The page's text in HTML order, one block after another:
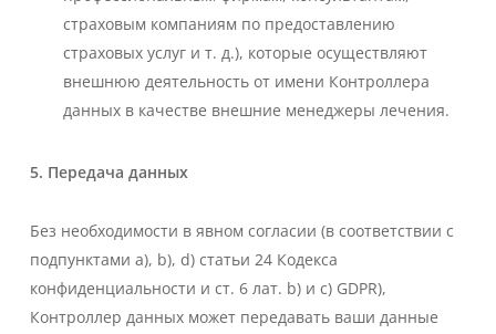
страховым компаниям по предоставлению
страховых услуг и т. д.), которые осуществляют
внешнюю деятельность от имени Контроллера
данных в качестве внешние менеджеры лечения.
5. Передача данных
Без необходимости в явном согласии (в соответствии с
подпунктами a), b), d) статьи 24 Кодекса
конфиденциальности и ст. 6 лат. b) и c) GDPR),
Контроллер данных может передавать ваши данные